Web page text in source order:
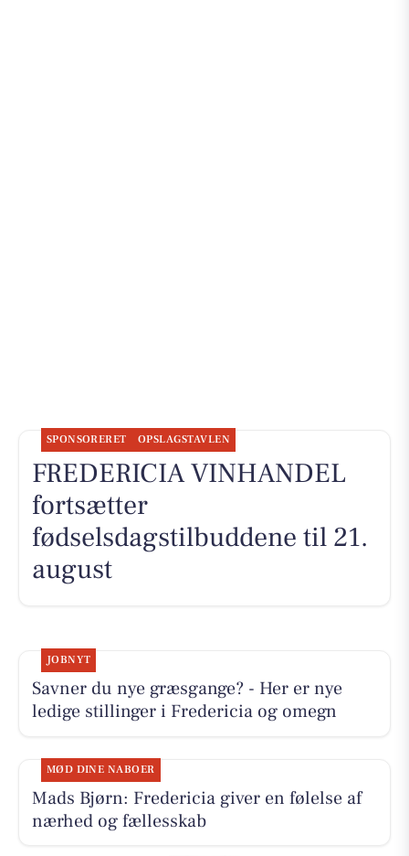
SPONSORERET OPSLAGSTAVLEN
FREDERICIA VINHANDEL
fortsætter
fødselsdagstilbuddene til 21.
august
JOBNYT
Savner du nye græsgange? - Her er nye
ledige stillinger i Fredericia og omegn
MØD DINE NABOER
Mads Bjørn: Fredericia giver en følelse af
nærhed og fællesskab